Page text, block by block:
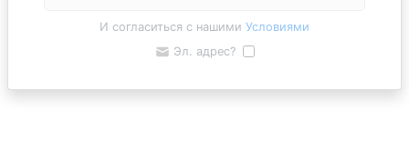
И согласиться с нашими Условиями
Эл. адрес?